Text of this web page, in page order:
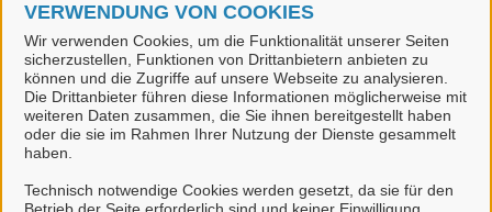
VERWENDUNG VON COOKIES
Wir verwenden Cookies, um die Funktionalität unserer Seiten
sicherzustellen, Funktionen von Drittanbietern anbieten zu
können und die Zugriffe auf unsere Webseite zu analysieren.
Die Drittanbieter führen diese Informationen möglicherweise mit
weiteren Daten zusammen, die Sie ihnen bereitgestellt haben
oder die sie im Rahmen Ihrer Nutzung der Dienste gesammelt
haben.
Technisch notwendige Cookies werden gesetzt, da sie für den
Wunschkennzeichen Reservierung (Landkreis
Goslar)